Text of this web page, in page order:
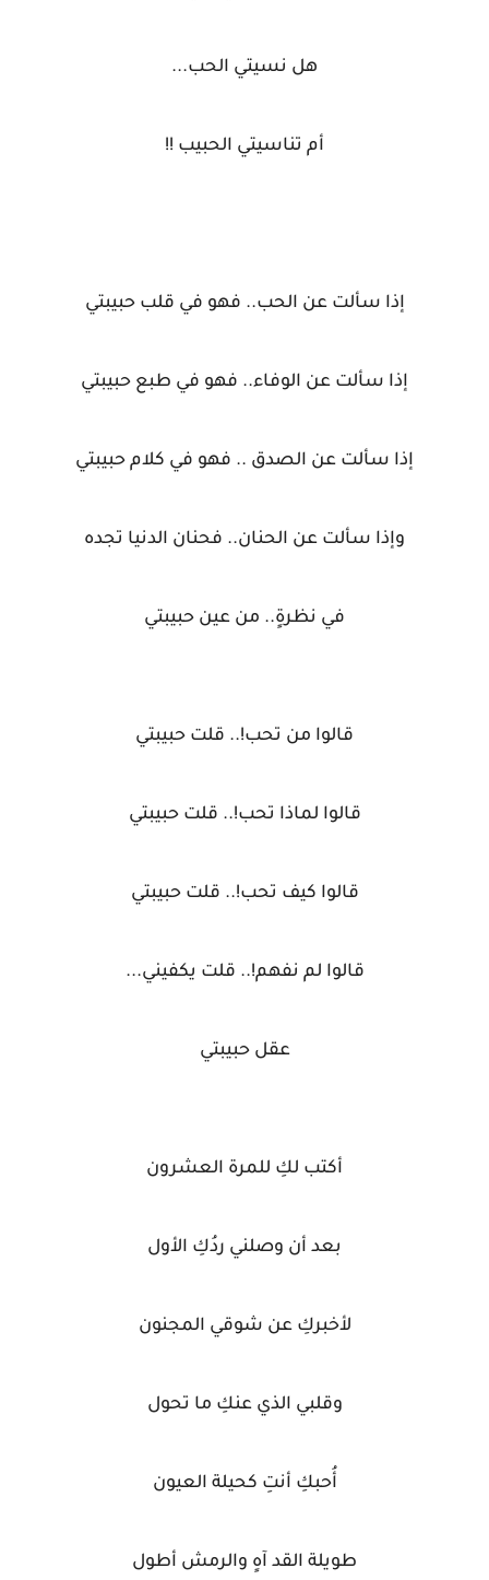
هل نسيتي الحب...
أم تناسيتي الحبيب !!
إذا سألت عن الحب.. فهو في قلب حبيبتي
إذا سألت عن الوفاء.. فهو في طبع حبيبتي
إذا سألت عن الصدق .. فهو في كلام حبيبتي
وإذا سألت عن الحنان.. فحنان الدنيا تجده
في نظرةٍ.. من عين حبيبتي
قالوا من تحب!.. قلت حبيبتي
قالوا لماذا تحب!.. قلت حبيبتي
قالوا كيف تحب!.. قلت حبيبتي
قالوا لم نفهم!.. قلت يكفيني...
عقل حبيبتي
أكتب لكِ للمرة العشرون
بعد أن وصلني ردُكِ الأول
لأخبركِ عن شوقي المجنون
وقلبي الذي عنكِ ما تحول
أُحبكِ أنتِ كحيلة العيون
طويلة القد آهٍ والرمش أطول